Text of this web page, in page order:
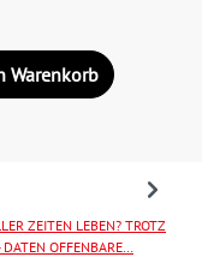
Warenkorb
ZEITEN LEBEN? TROTZ
OFFENBARE…